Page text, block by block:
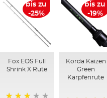
bis zu
-25%
Fox EOS Full
Shrink X Rute
bis zu
-19%
Korda Kaizen
Green
Karpfenrute